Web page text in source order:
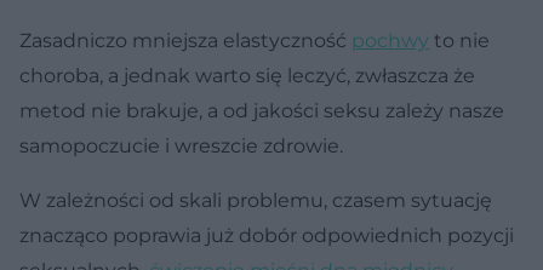
Zasadniczo mniejsza elastyczność pochwy to nie
choroba, a jednak warto się leczyć, zwłaszcza że
metod nie brakuje, a od jakości seksu zależy nasze
samopoczucie i wreszcie zdrowie.
W zależności od skali problemu, czasem sytuację
znacząco poprawia już dobór odpowiednich pozycji